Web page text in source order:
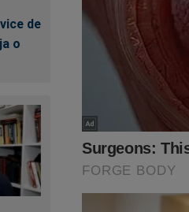
de
o
A maior loja
Clique no link abaixo:
https://
O Brasil precisa de
Caso queira, doe